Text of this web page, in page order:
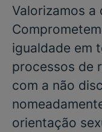
Valorizamos a
igualdade em
processos de
com a não
orientação